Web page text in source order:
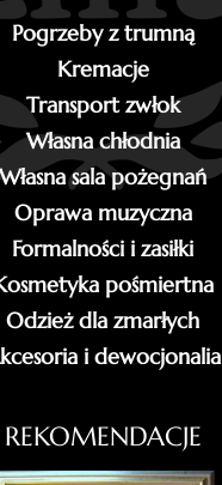
Pogrzeby z trumną
Kremacje
Transport zwłok
Własna chłodnia
Własna sala pożegnań
Oprawa muzyczna
Formalności i zasiłki
pośmiertna
Odzież dla zmarłych
i dewocjonalia
REKOMENDACJE